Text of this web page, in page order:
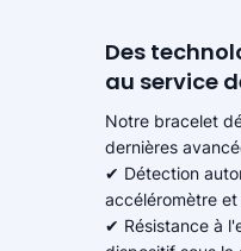
Des
au service
Notre bracelet
dernières
✔ Détection
accéléromètre
✔ Résistance à